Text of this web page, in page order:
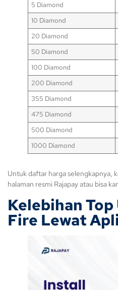
5 Diamond
10 Diamond
20 Diamond
50 Diamond
100 Diamond
200 Diamond
355 Diamond
475 Diamond
500 Diamond
1000 Diamond
Untuk daftar harga selengkapnya,
halaman resmi Rajapay atau bisa
Kelebihan Top
Fire Lewat